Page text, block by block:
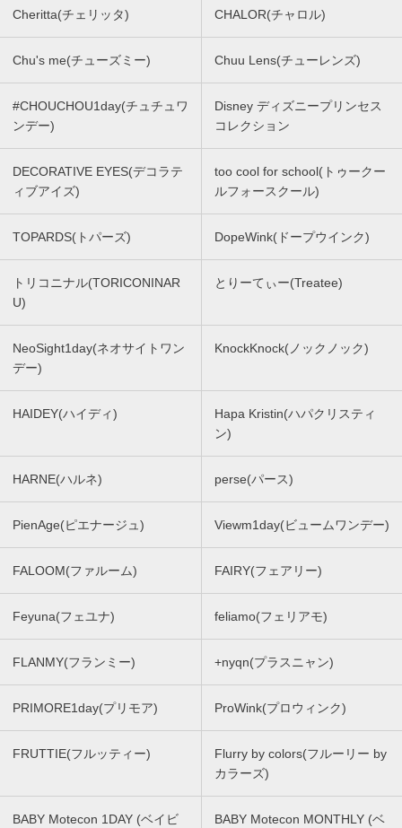
Cheritta(チェリッタ) CHALOR(チャロル)
Chu's me(チューズミー) Chuu Lens(チューレンズ)
#CHOUCHOU1day(チュチュワ
ンデー)
Disney ディズニープリンセス
コレクション
DECORATIVE EYES(デコラテ
ィブアイズ)
too cool for school(トゥークー
ルフォースクール)
TOPARDS(トパーズ) DopeWink(ドープウインク)
トリコニナル(TORICONINAR
U)
とりーてぃー(Treatee)
NeoSight1day(ネオサイトワン
デー)
KnockKnock(ノックノック)
HAIDEY(ハイディ)
Hapa Kristin(ハパクリスティ
ン)
HARNE(ハルネ) perse(パース)
PienAge(ピエナージュ) Viewm1day(ビュームワンデー)
FALOOM(ファルーム) FAIRY(フェアリー)
Feyuna(フェユナ) feliamo(フェリアモ)
FLANMY(フランミー) +nyqn(プラスニャン)
PRIMORE1day(プリモア) ProWink(プロウィンク)
FRUTTIE(フルッティー)
Flurry by colors(フルーリー by
カラーズ)
BABY Motecon 1DAY (ベイビ
BABY Motecon MONTHLY (ベ